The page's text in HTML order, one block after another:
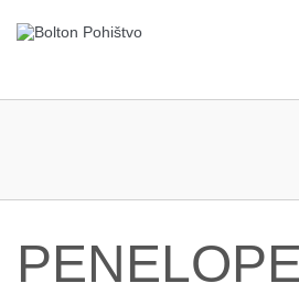
PENELOPE